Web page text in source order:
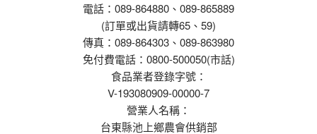
電話：089-864880、089-865889
(訂單或出貨請轉65、59)
傳真：089-864303、089-863980
免付費電話：0800-500050(市話)
食品業者登錄字號：
V-193080909-00000-7
營業人名稱：
台東縣池上鄉農會供銷部